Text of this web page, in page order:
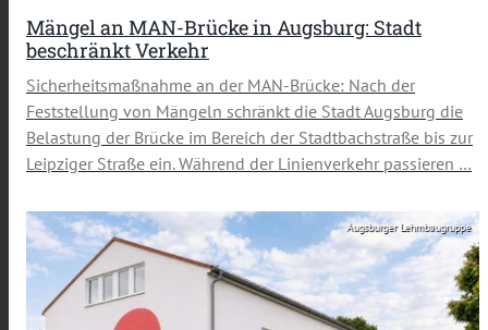
Mängel an MAN-Brücke in Augsburg: Stadt
beschränkt Verkehr
Sicherheitsmaßnahme an der MAN-Brücke: Nach der
Feststellung von Mängeln schränkt die Stadt Augsburg die
Belastung der Brücke im Bereich der Stadtbachstraße bis zur
Leipziger Straße ein. Während der Linienverkehr passieren …
Augsburger Lehmbaugruppe